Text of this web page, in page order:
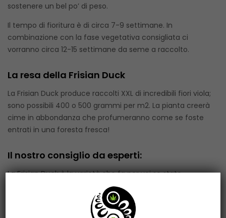
sostenere un bel po’ di peso.
Il tempo di fioritura è di circa 7-9 settimane. In
combinazione con la fase vegetativa consigliata ci
vorranno circa 12-15 settimane da seme a raccolto.
La resa della Frisian Duck
La Frisian Duck produce raccolti XXL di incredibili fiori viola;
sono possibili 400 o 500 grammi per m2. La pianta creerà
cime in abbondanza che profumeranno come se foste
entrati in una foresta fresca!
Il nostro consiglio da esperti:
La Frisian Duck è la varietà che fa per voi se state
cercando una varietà che si fonde bene con il vostro
spazio in giardino o con il luogo che avete scelto per la
vostra guerriglia. Questa è in assoluto la varietà più